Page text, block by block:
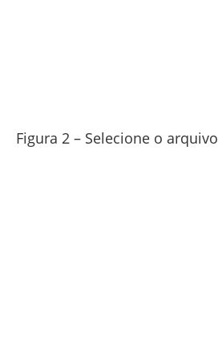
Figura 2 – Selecione o arquivo